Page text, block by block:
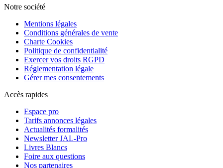
Notre société
Mentions légales
Conditions générales de vente
Charte Cookies
Politique de confidentialité
Exercer vos droits RGPD
Réglementation légale
Gérer mes consentements
Accès rapides
Espace pro
Tarifs annonces légales
Actualités formalités
Newsletter JAL-Pro
Livres Blancs
Foire aux questions
Nos partenaires